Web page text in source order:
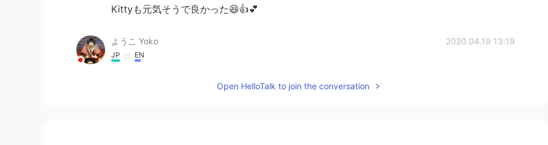
Kittyも元気そうで良かった😆👍💕
ようこ Yoko 2020.04.19 13:19
JP EN
Open HelloTalk to join the conversation